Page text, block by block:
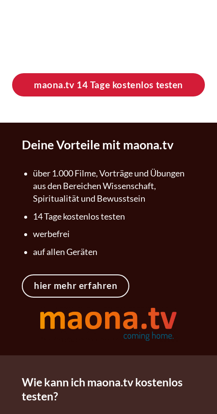
maona.tv 14 Tage kostenlos testen
Deine Vorteile mit maona.tv
über 1.000 Filme, Vorträge und Übungen
aus den Bereichen Wissenschaft,
Spiritualität und Bewusstsein
14 Tage kostenlos testen
werbefrei
auf allen Geräten
hier mehr erfahren
Wie kann ich maona.tv kostenlos
testen?